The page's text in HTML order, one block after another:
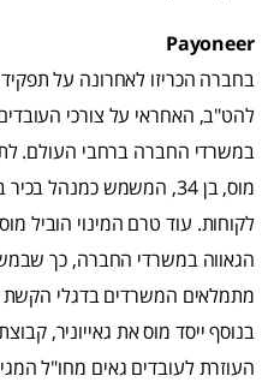
Payoneer
בחברה הכריזו לאחרונה על
להט"ב, האחראי על צורכי
במשרדי החברה ברחבי העולם.
מוס, בן 34, המשמש כמנהל
לקוחות. עוד טרם המינוי הוביל
הגאווה במשרדי החברה, כך
מתמלאים המשרדים בדגלי הקשת
בנוסף ייסד מוס את גאייוניר,
העוזרת לעובדים גאים מחו"ל